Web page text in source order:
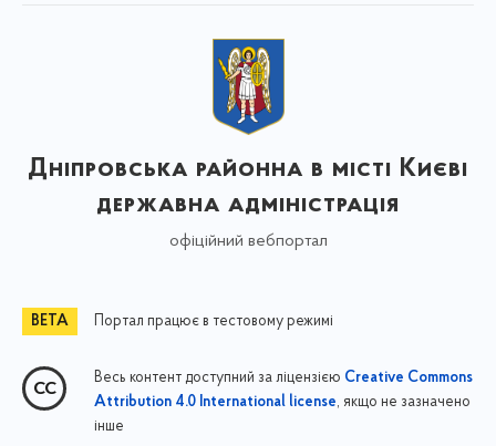
Дніпровська районна в місті Києві
державна адміністрація
офіційний вебпортал
Портал працює в тестовому режимі
Весь контент доступний за ліцензією Creative Commons
Attribution 4.0 International license, якщо не зазначено
інше